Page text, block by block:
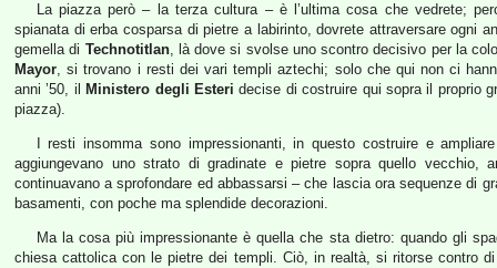
La piazza però – la terza cultura – è l’ultima cosa che vedrete;
spianata di erba cosparsa di pietre a labirinto, dovrete attraversare ogni
gemella di Technotitlan, là dove si svolse uno scontro decisivo per la
Mayor, si trovano i resti dei vari templi aztechi; solo che qui non ci
anni ’50, il
Ministero degli Esteri decise di costruire qui sopra il proprio
piazza).
I resti insomma sono impressionanti, in questo costruire e
aggiungevano uno strato di gradinate e pietre sopra quello
continuavano a sprofondare ed abbassarsi – che lascia ora sequenze di
basamenti, con poche ma splendide decorazioni.
Ma la cosa più impressionante è quella che sta dietro: quando gli
chiesa cattolica con le pietre dei templi. Ciò, in realtà, si ritorse contro